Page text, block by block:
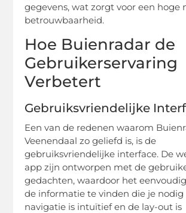
gegevens, wat zorgt voor een hoge
betrouwbaarheid.
Hoe Buienradar de
Gebruikerservaring
Verbetert
Gebruiksvriendelijke
Een van de redenen waarom
Veenendaal zo geliefd is, is de
gebruiksvriendelijke interface. De
app zijn ontworpen met de
gedachten, waardoor het
de informatie te vinden die je nodig
navigatie is intuïtief en de lay-out is